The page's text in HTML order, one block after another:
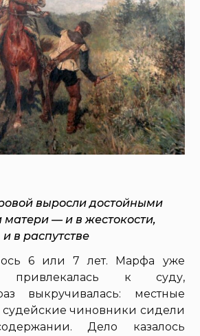
выросли достойными
матери — и в жестокости,
и в распутстве
6 или 7 лет. Марфа уже
привлекалась к суду,
выкручивалась: местные
чиновники сидели
Дело казалось